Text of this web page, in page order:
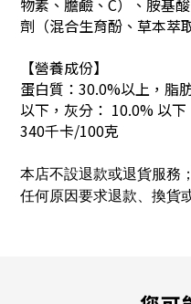
物素、膽鹼、C）、胺基
劑（混合生育酚、草本萃
【營養成份】
蛋白質：30.0%以上，脂
以下，灰分： 10.0% 以
340千卡/100克
本店不設退款或退貨服務
任何原因要求退款、換貨